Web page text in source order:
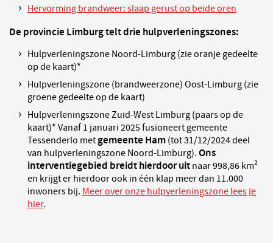
Hervorming brandweer: slaap gerust op beide oren
De provincie Limburg telt drie hulpverleningszones:
Hulpverleningszone Noord-Limburg (zie oranje gedeelte
op de kaart)*
Hulpverleningszone (brandweerzone) Oost-Limburg (zie
groene gedeelte op de kaart)
Hulpverleningszone Zuid-West Limburg (paars op de
kaart)* Vanaf 1 januari 2025 fusioneert gemeente
Tessenderlo metgemeente Ham (tot 31/12/2024 deel
van hulpverleningszone Noord-Limburg). Ons
interventiegebied breidt hierdoor uit naar 998,86 km²
en krijgt er hierdoor ook in één klap meer dan 11.000
inwoners bij. Meer over onze hulpverleningszone lees je
hier.